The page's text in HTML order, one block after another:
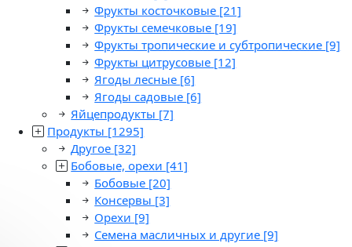
Фрукты косточковые [21]
Фрукты семечковые [19]
Фрукты тропические и субтропические [9]
Фрукты цитрусовые [12]
Ягоды лесные [6]
Ягоды садовые [6]
Яйцепродукты [7]
Продукты [1295]
Другое [32]
Бобовые, орехи [41]
Бобовые [20]
Консервы [3]
Орехи [9]
Семена масличных и другие [9]